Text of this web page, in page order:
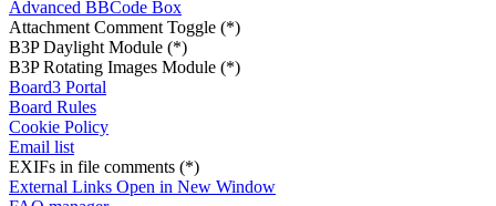
Advanced BBCode Box
Attachment Comment Toggle (*)
B3P Daylight Module (*)
B3P Rotating Images Module (*)
Board3 Portal
Board Rules
Cookie Policy
Email list
EXIFs in file comments (*)
External Links Open in New Window